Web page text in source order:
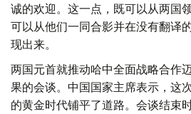
诚的欢迎。这一点，既可以从两国
可以从他们一同合影并在没有翻译
现出来。
两国元首就推动哈中全面战略合作
果的会谈。中国国家主席表示，这
的黄金时代铺平了道路。会谈结束